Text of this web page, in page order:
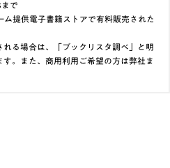
で
提供電子書籍ストアで有料販売された
る場合は、「ブックリスタ調べ」と明
。また、商用利用ご希望の方は弊社ま